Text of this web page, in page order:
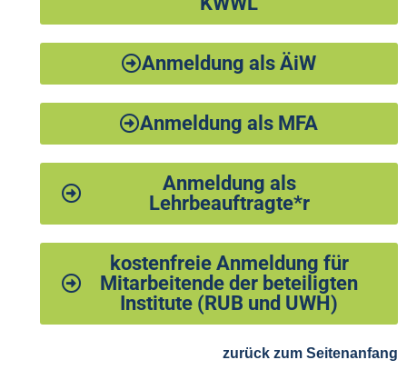
Anmeldung als ÄiW
Anmeldung als MFA
Anmeldung als
Lehrbeauftragte*r
kostenfreie Anmeldung für
Mitarbeitende der beteiligten
Institute (RUB und UWH)
zurück zum Seitenanfang